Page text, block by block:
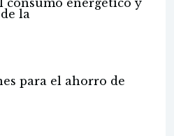
consumo energético y
la
para el ahorro de